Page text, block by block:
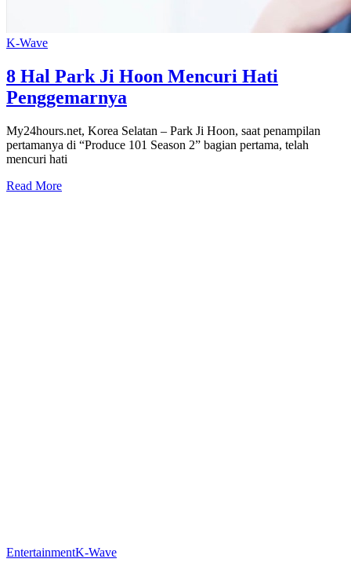
K-Wave
8 Hal Park Ji Hoon Mencuri Hati
Penggemarnya
My24hours.net, Korea Selatan – Park Ji Hoon, saat penampilan
pertamanya di “Produce 101 Season 2” bagian pertama, telah
mencuri hati
Read More
EntertainmentK-Wave